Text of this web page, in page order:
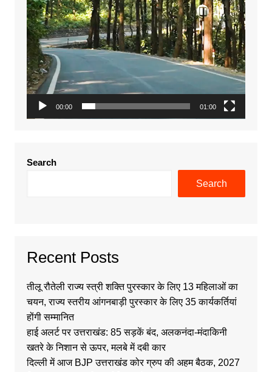
00:00 01:00
Search
Search
Recent Posts
तीलू रौतेली राज्य स्त्री शक्ति पुरस्कार के लिए 13 महिलाओं का
चयन, राज्य स्तरीय आंगनबाड़ी पुरस्कार के लिए 35 कार्यकर्तियां
होंगी सम्मानित
हाई अलर्ट पर उत्तराखंड: 85 सड़कें बंद, अलकनंदा-मंदाकिनी
खतरे के निशान से ऊपर, मलबे में दबी कार
दिल्ली में आज BJP उत्तराखंड कोर ग्रुप की अहम बैठक, 2027